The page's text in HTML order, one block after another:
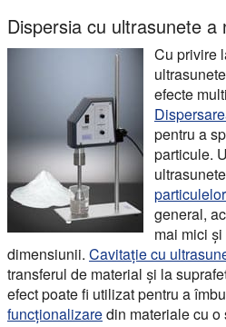
Dispersia cu ultrasunete a
Cu privire
efecte
pentru a
particule.
general,
mai mici
dimensiunii. Cavitație cu
transferul de material și la
efect poate fi utilizat pentru a
funcționalizaredin materiale cu